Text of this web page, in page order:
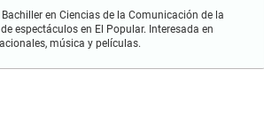
en Ciencias de la Comunicación de la
espectáculos en El Popular. Interesada en
música y películas.